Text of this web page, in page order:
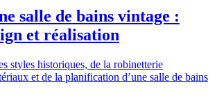
salle de bains vintage :
et réalisation
styles historiques, de la robinetterie
et de la planification d’une salle de bains